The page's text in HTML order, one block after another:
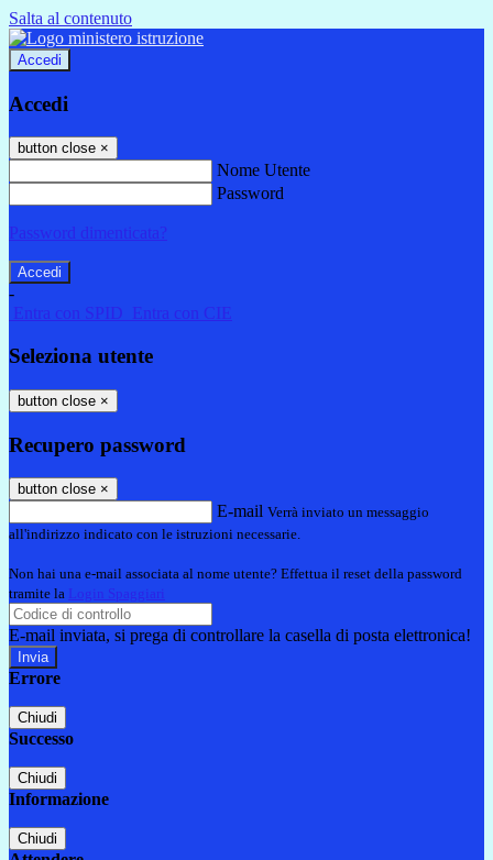
Salta al contenuto
Accedi
Accedi
button close ×
Nome Utente
Password
Password dimenticata?
-
Entra con SPID
Entra con CIE
Seleziona utente
button close ×
Recupero password
button close ×
E-mail Verrà inviato un messaggio
all'indirizzo indicato con le istruzioni necessarie.
Non hai una e-mail associata al nome utente? Effettua il reset della password
tramite la Login Spaggiari
E-mail inviata, si prega di controllare la casella di posta elettronica!
Errore
Chiudi
Successo
Chiudi
Informazione
Chiudi